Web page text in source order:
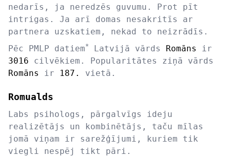
nedarīs, ja neredzēs guvumu. Prot pīt
intrigas. Ja arī domas nesakritīs ar
partnera uzskatiem, nekad to neizrādīs.
Pēc PMLP datiem* Latvijā vārds Romāns
ir
3016 cilvēkiem. Popularitātes ziņā vārds
Romāns
ir 187. vietā.
Romualds
Labs psihologs, pārgalvīgs ideju
realizētājs un kombinētājs, taču mīlas
jomā viņam ir sarežģījumi, kuriem tik
viegli nespēj tikt pāri.